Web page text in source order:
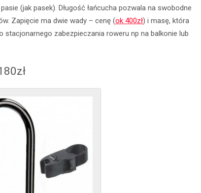
(jak pasek). Długość łańcucha pozwala na swobodne
Zapięcie ma dwie wady – cenę (ok 400zł) i masę, która
stacjonarnego zabezpieczania roweru np na balkonie lub